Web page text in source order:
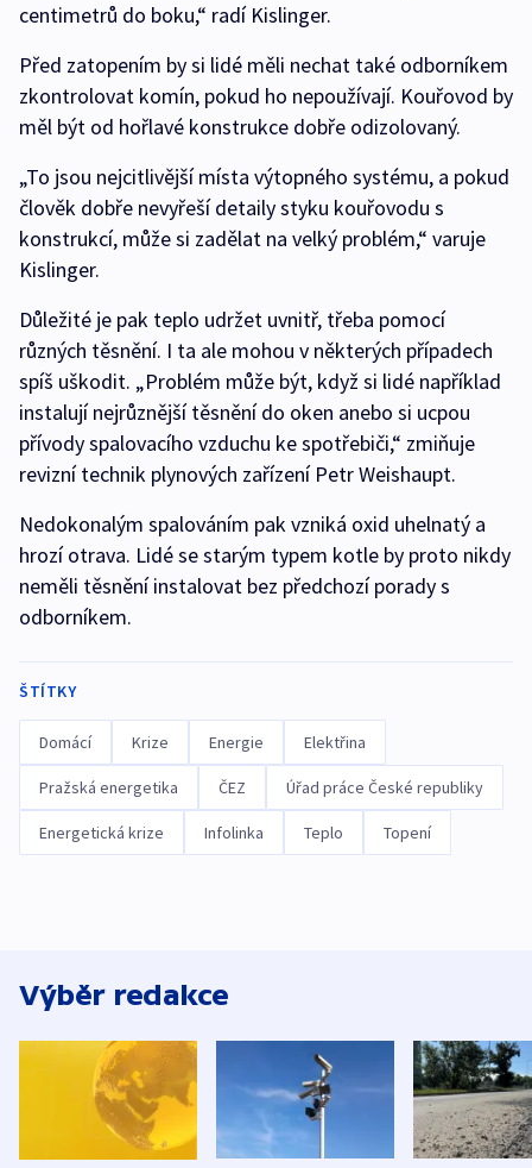
centimetrů do boku,“ radí Kislinger.
Před zatopením by si lidé měli nechat také odborníkem
zkontrolovat komín, pokud ho nepoužívají. Kouřovod by
měl být od hořlavé konstrukce dobře odizolovaný.
„To jsou nejcitlivější místa výtopného systému, a pokud
člověk dobře nevyřeší detaily styku kouřovodu s
konstrukcí, může si zadělat na velký problém,“ varuje
Kislinger.
Důležité je pak teplo udržet uvnitř, třeba pomocí
různých těsnění. I ta ale mohou v některých případech
spíš uškodit. „Problém může být, když si lidé například
instalují nejrůznější těsnění do oken anebo si ucpou
přívody spalovacího vzduchu ke spotřebiči,“ zmiňuje
revizní technik plynových zařízení Petr Weishaupt.
Nedokonalým spalováním pak vzniká oxid uhelnatý a
hrozí otrava. Lidé se starým typem kotle by proto nikdy
neměli těsnění instalovat bez předchozí porady s
odborníkem.
ŠTÍTKY
Domácí Krize Energie Elektřina
Pražská energetika ČEZ Úřad práce České republiky
Energetická krize Infolinka Teplo Topení
Výběr redakce